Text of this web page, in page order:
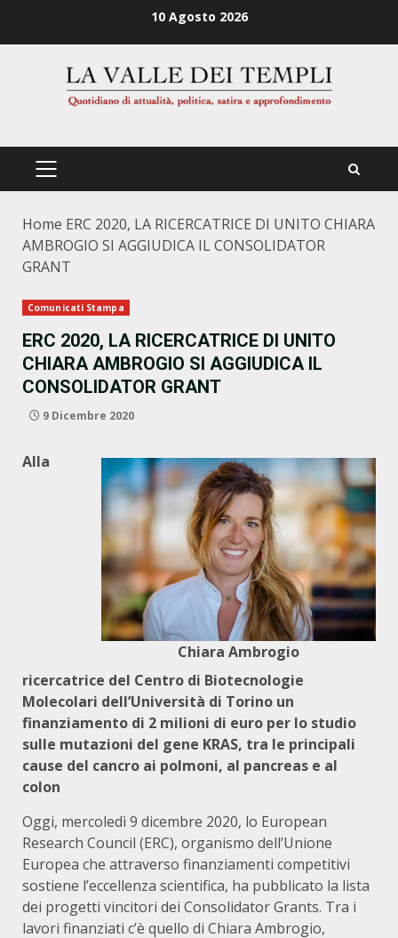
10 Agosto 2026
PRIMÄRES
Home ERC 2020, LA RICERCATRICE DI UNITO CHIARA
AMBROGIO SI AGGIUDICA IL CONSOLIDATOR
GRANT
Comunicati Stampa
ERC 2020, LA RICERCATRICE DI UNITO
CHIARA AMBROGIO SI AGGIUDICA IL
CONSOLIDATOR GRANT
9 Dicembre 2020
Chiara Ambrogio
Alla
ricercatrice del Centro di Biotecnologie
Molecolari dell’Università di Torino un
finanziamento di 2 milioni di euro per lo studio
sulle mutazioni del gene KRAS, tra le principali
cause del cancro ai polmoni, al pancreas e al
colon
Oggi, mercoledì 9 dicembre 2020, lo European
Research Council (ERC), organismo dell’Unione
Europea che attraverso finanziamenti competitivi
sostiene l’eccellenza scientifica, ha pubblicato la lista
dei progetti vincitori dei Consolidator Grants. Tra i
lavori finanziati c’è quello di Chiara Ambrogio,